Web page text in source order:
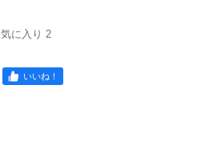
に入り 2
いいね！